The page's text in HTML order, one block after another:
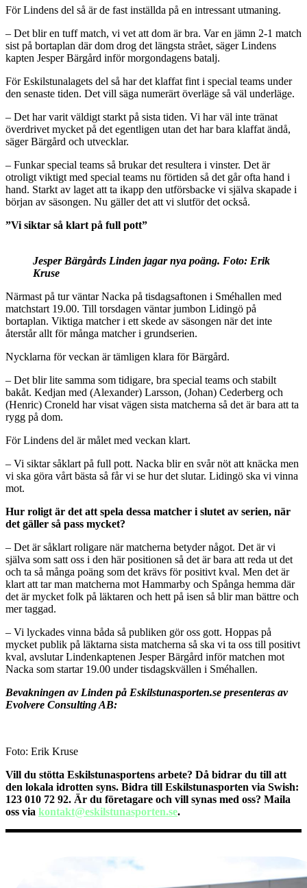
För Lindens del så är de fast inställda på en intressant utmaning.
– Det blir en tuff match, vi vet att dom är bra. Var en jämn 2-1 match
sist på bortaplan där dom drog det längsta strået, säger Lindens
kapten Jesper Bärgård inför morgondagens batalj.
För Eskilstunalagets del så har det klaffat fint i special teams under
den senaste tiden. Det vill säga numerärt överläge så väl underläge.
– Det har varit väldigt starkt på sista tiden. Vi har väl inte tränat
överdrivet mycket på det egentligen utan det har bara klaffat ändå,
säger Bärgård och utvecklar.
– Funkar special teams så brukar det resultera i vinster. Det är
otroligt viktigt med special teams nu förtiden så det går ofta hand i
hand. Starkt av laget att ta ikapp den utförsbacke vi själva skapade i
början av säsongen. Nu gäller det att vi slutför det också.
”Vi siktar så klart på full pott”
Jesper Bärgårds Linden jagar nya poäng. Foto: Erik
Kruse
Närmast på tur väntar Nacka på tisdagsaftonen i Sméhallen med
matchstart 19.00. Till torsdagen väntar jumbon Lidingö på
bortaplan. Viktiga matcher i ett skede av säsongen när det inte
återstår allt för många matcher i grundserien.
Nycklarna för veckan är tämligen klara för Bärgård.
– Det blir lite samma som tidigare, bra special teams och stabilt
bakåt. Kedjan med (Alexander) Larsson, (Johan) Cederberg och
(Henric) Croneld har visat vägen sista matcherna så det är bara att ta
rygg på dom.
För Lindens del är målet med veckan klart.
– Vi siktar såklart på full pott. Nacka blir en svår nöt att knäcka men
vi ska göra vårt bästa så får vi se hur det slutar. Lidingö ska vi vinna
mot.
Hur roligt är det att spela dessa matcher i slutet av serien, när
det gäller så pass mycket?
– Det är såklart roligare när matcherna betyder något. Det är vi
själva som satt oss i den här positionen så det är bara att reda ut det
och ta så många poäng som det krävs för positivt kval. Men det är
klart att tar man matcherna mot Hammarby och Spånga hemma där
det är mycket folk på läktaren och hett på isen så blir man bättre och
mer taggad.
– Vi lyckades vinna båda så publiken gör oss gott. Hoppas på
mycket publik på läktarna sista matcherna så ska vi ta oss till positivt
kval, avslutar Lindenkaptenen Jesper Bärgård inför matchen mot
Nacka som startar 19.00 under tisdagskvällen i Sméhallen.
Bevakningen av Linden på Eskilstunasporten.se presenteras av
Evolvere Consulting AB:
Foto: Erik Kruse
Vill du stötta Eskilstunasportens arbete? Då bidrar du till att
den lokala idrotten syns. Bidra till Eskilstunasporten via Swish:
123 010 72 92. Är du företagare och vill synas med oss? Maila
oss via kontakt@eskilstunasporten.se.